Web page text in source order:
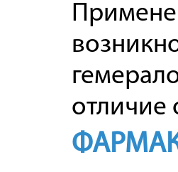
отличие